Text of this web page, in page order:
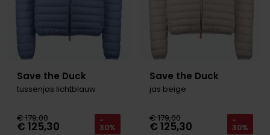
Save the Duck
tussenjas lichtblauw
€ 179,00
€ 125,30 -
30%
Save the Duck
jas beige
€ 179,00
€ 125,30 -
30%